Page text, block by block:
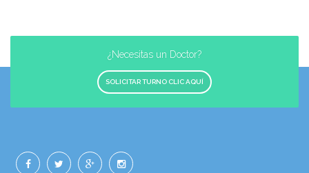
¿Necesitas un Doctor?
SOLICITAR TURNO CLIC AQUÍ